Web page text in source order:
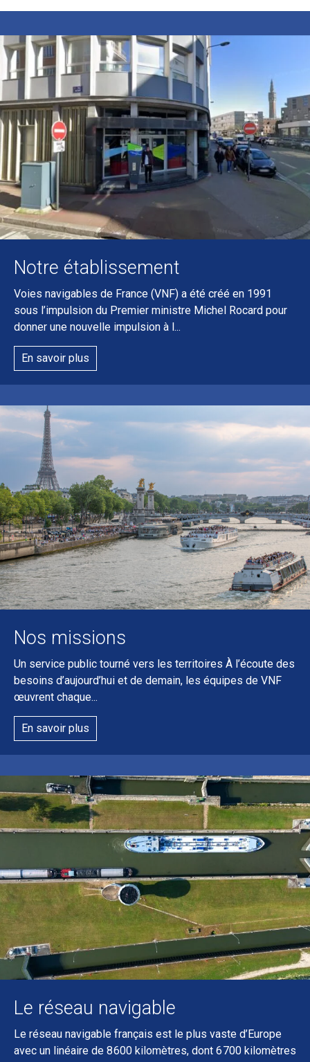
Notre établissement
Voies navigables de France (VNF) a été créé en 1991
sous l’impulsion du Premier ministre Michel Rocard pour
donner une nouvelle impulsion à l...
En savoir plus
Nos missions
Un service public tourné vers les territoires À l’écoute des
besoins d’aujourd’hui et de demain, les équipes de VNF
œuvrent chaque...
En savoir plus
Le réseau navigable
Le réseau navigable français est le plus vaste d’Europe
avec un linéaire de 8 600 kilomètres, dont 6 700 kilomètres